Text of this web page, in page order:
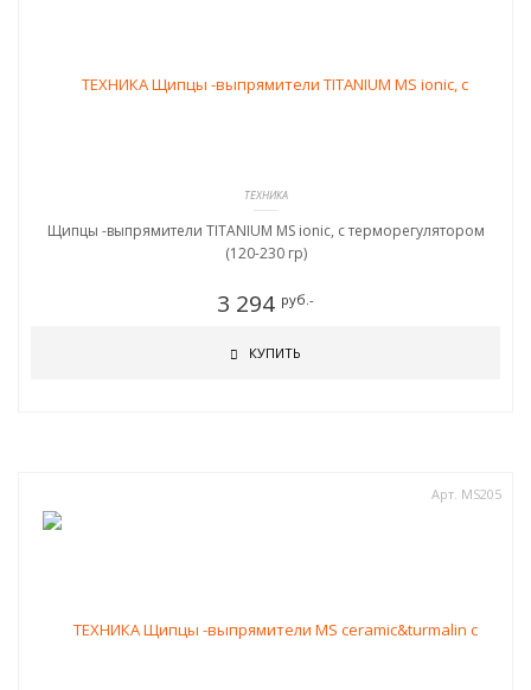
ТЕХНИКА
Щипцы -выпрямители TITANIUM MS ionic, c терморегулятором
(120-230 гр)
3 294 руб.-
КУПИТЬ
Арт. MS205